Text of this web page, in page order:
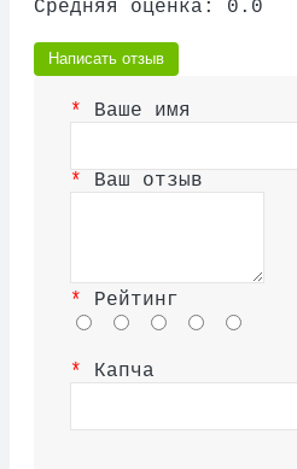
Средняя оценка: 0.0
Написать отзыв
Ваше имя
Ваш отзыв
Рейтинг
Капча